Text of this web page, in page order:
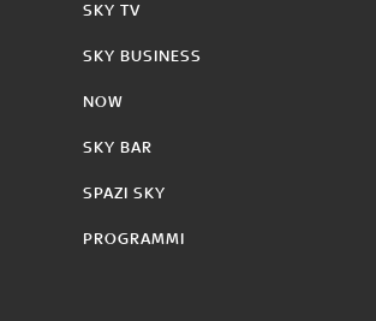
SKY TV
SKY BUSINESS
NOW
SKY BAR
SPAZI SKY
PROGRAMMI